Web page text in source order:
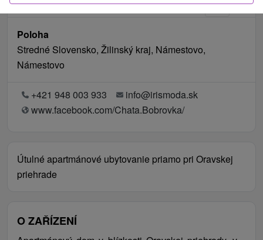
Poloha
Stredné Slovensko, Žilinský kraj, Námestovo,
Námestovo
+421 948 003 933
info@irismoda.sk
www.facebook.com/Chata.Bobrovka/
Útulné apartmánové ubytovanie priamo pri Oravskej
priehrade
O ZAŘÍZENÍ